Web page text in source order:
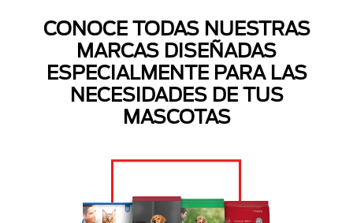
CONOCE TODAS NUESTRAS
MARCAS DISEÑADAS
ESPECIALMENTE PARA LAS
NECESIDADES DE TUS
MASCOTAS